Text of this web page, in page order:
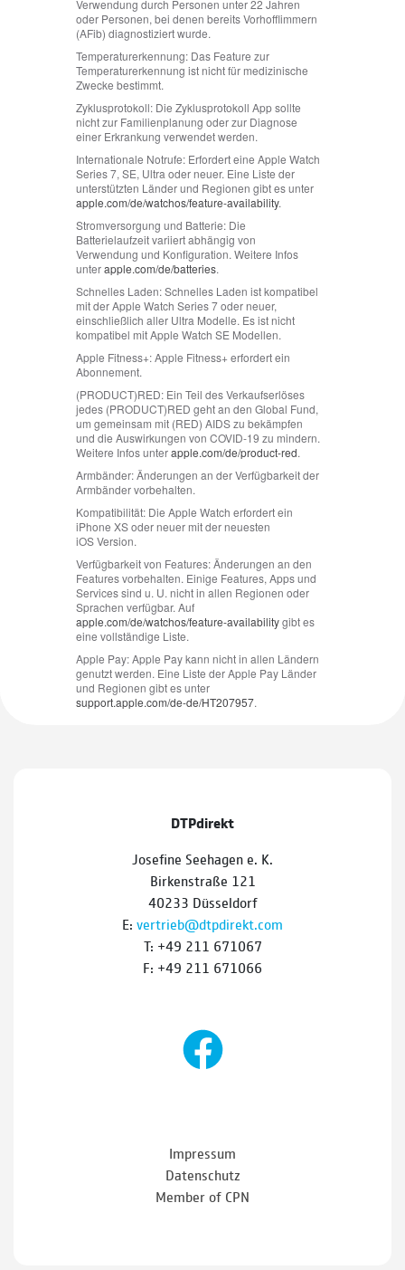
DTPdirekt
Josefine Seehagen e. K.
Birkenstraße 121
40233 Düsseldorf
E: vertrieb@dtpdirekt.com
T: +49 211 671067
F: +49 211 671066
Impressum
Datenschutz
Member of CPN